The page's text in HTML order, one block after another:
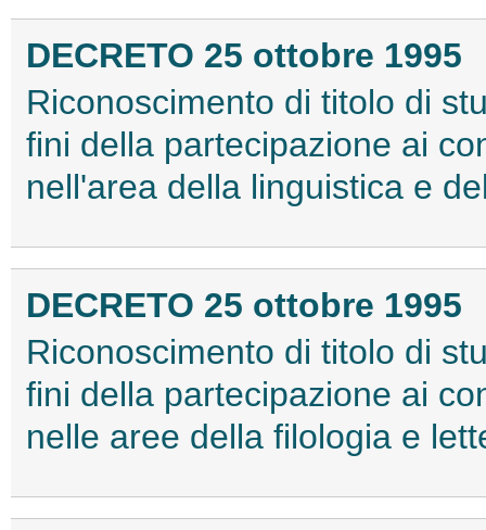
DECRETO 25 ottobre 1995
Riconoscimento di titolo di
fini della partecipazione ai
nell'area della linguistica e
DECRETO 25 ottobre 1995
Riconoscimento di titolo di
fini della partecipazione ai
nelle aree della filologia e